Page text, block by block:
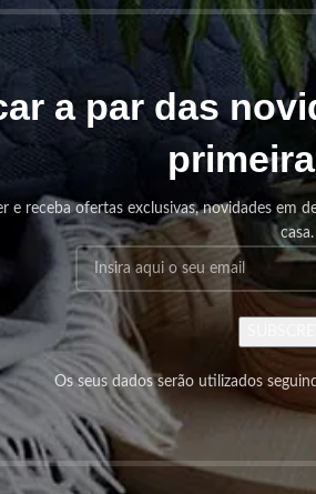
a par das
e receba ofertas exclusivas, novidades
casa.
Os seus dados serão utilizados